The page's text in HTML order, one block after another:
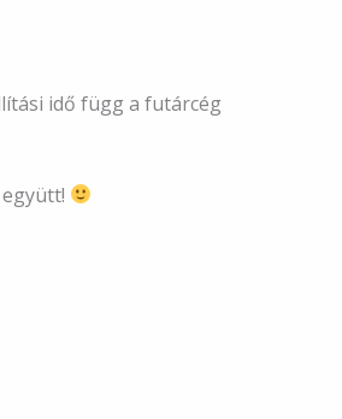
idő függ a futárcég